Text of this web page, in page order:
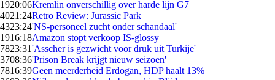
1920:06Kremlin onverschillig over harde lijn G7
4021:24Retro Review: Jurassic Park
4323:24'NS-personeel zucht onder schandaal'
1916:18Amazon stopt verkoop IS-glossy
7823:31'Asscher is gezwicht voor druk uit Turkije'
3708:36'Prison Break krijgt nieuw seizoen'
7816:39Geen meerderheid Erdogan, HDP haalt 13%